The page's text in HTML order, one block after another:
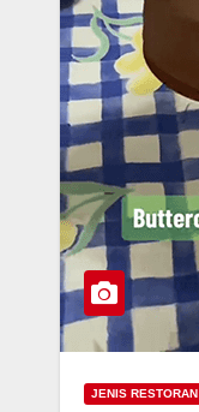
JENIS RESTORAN